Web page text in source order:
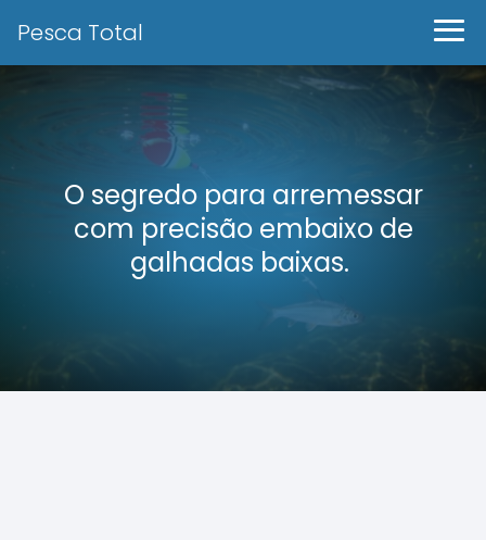
Pesca Total
O segredo para arremessar
com precisão embaixo de
galhadas baixas.